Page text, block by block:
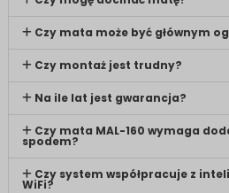
Czy mata może być głównym
Czy montaż jest trudny?
Na ile lat jest gwarancja?
Czy mata MAL-160 wymaga
spodem?
Czy system współpracuje z
WiFi?